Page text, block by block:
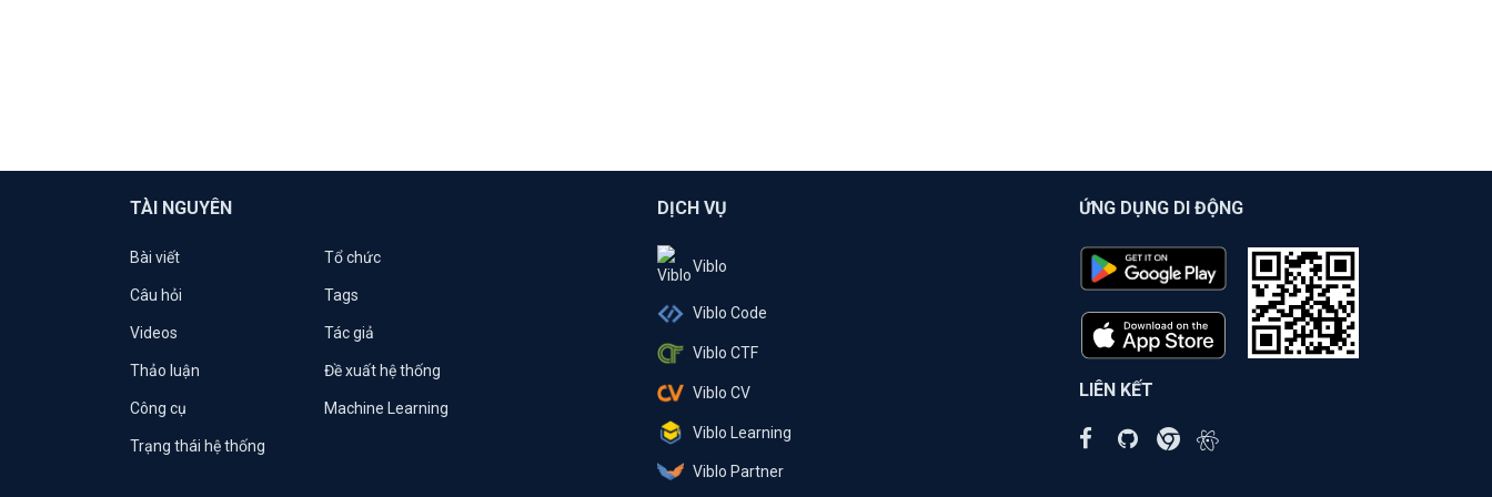
TÀI NGUYÊN
Bài viết Tổ chức
Câu hỏi Tags
Videos Tác giả
Thảo luận Đề xuất hệ thống
Công cụ Machine Learning
Trạng thái hệ thống
DỊCH VỤ
Viblo
Viblo Code
Viblo CTF
Viblo CV
Viblo Learning
Viblo Partner
ỨNG DỤNG DI ĐỘNG
LIÊN KẾT